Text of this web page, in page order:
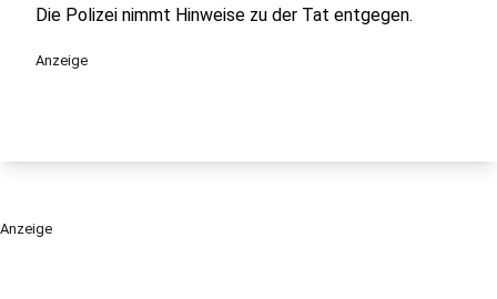
Die Polizei nimmt Hinweise zu der Tat entgegen.
Anzeige
Anzeige